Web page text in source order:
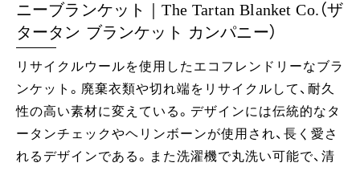
ニーブランケット｜The Tartan Blanket Co.（ザ
タータン ブランケット カンパニー）
リサイクルウールを使用したエコフレンドリーなブラ
ンケット。廃棄衣類や切れ端をリサイクルして、耐久
性の高い素材に変えている。デザインには伝統的なタ
ータンチェックやヘリンボーンが使用され、長く愛さ
れるデザインである。また洗濯機で丸洗い可能で、清